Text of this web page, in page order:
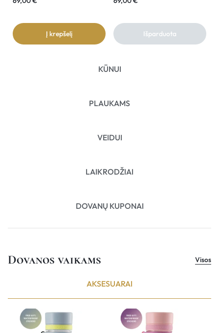
KŪNUI
PLAUKAMS
VEIDUI
LAIKRODŽIAI
DOVANŲ KUPONAI
Į krepšelį Išparduota
Dovanos vaikams Visos
AKSESUARAI